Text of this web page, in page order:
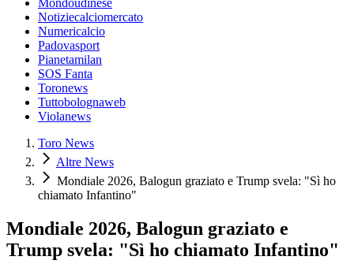
Mondoudinese
Notiziecalciomercato
Numericalcio
Padovasport
Pianetamilan
SOS Fanta
Toronews
Tuttobolognaweb
Violanews
Toro News
Altre News
Mondiale 2026, Balogun graziato e Trump svela: "Sì ho
chiamato Infantino"
Mondiale 2026, Balogun graziato e
Trump svela: "Sì ho chiamato Infantino"